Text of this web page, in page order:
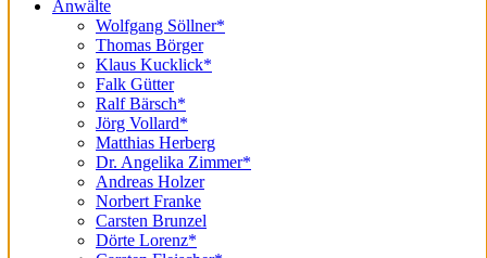
Anwälte
Wolfgang Söllner*
Thomas Börger
Klaus Kucklick*
Falk Gütter
Ralf Bärsch*
Jörg Vollard*
Matthias Herberg
Dr. Angelika Zimmer*
Andreas Holzer
Norbert Franke
Carsten Brunzel
Dörte Lorenz*